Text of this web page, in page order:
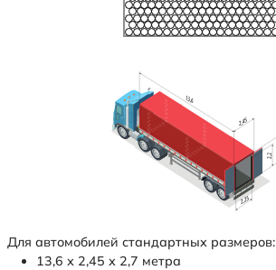
Для автомобилей стандартных размеров:
13,6 х 2,45 х 2,7 метра